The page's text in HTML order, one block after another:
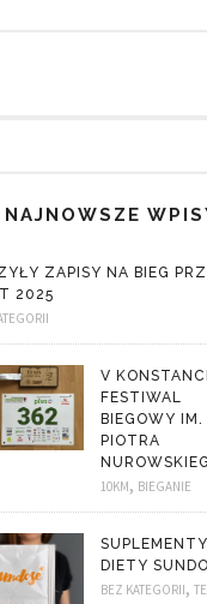
NAJNOWSZE
ZAPISY NA BIEG
2025
V
FESTIWAL
BIEGOWY IM.
PIOTRA
10KM, BIEGANIE
SUPLEMENTY
DIETY
BEZ KATEGORII,